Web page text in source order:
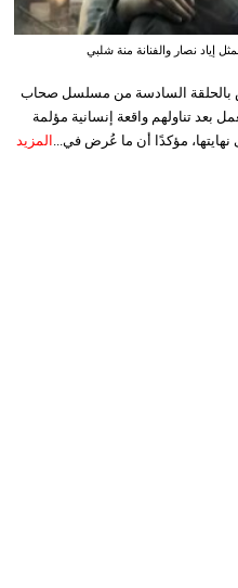
نصار والفنانة منة شلبي
بالحلقة السادسة من مسلسل صحاب
بعد تناولهم واقعة إنسانية مؤلمة
نهايتها، مؤكدًا أن ما عُرض في... المزيد